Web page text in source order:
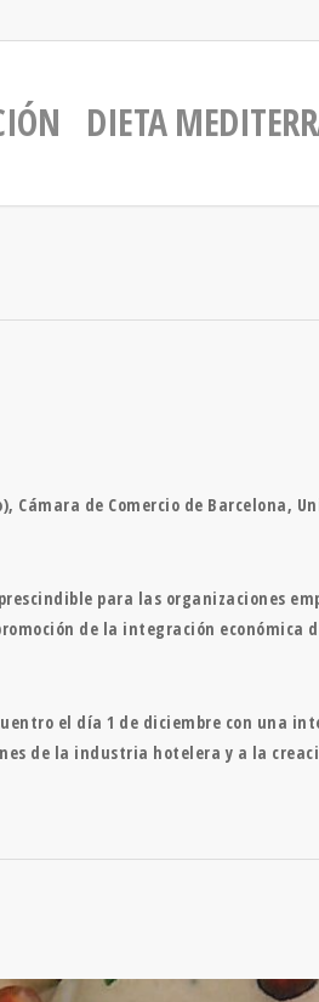
DIETA
Cámara de Comercio de Barcelona,
para las organizaciones
de la integración económica
el día 1 de diciembre con una
de la industria hotelera y a la